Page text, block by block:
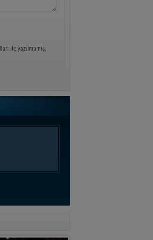
ile yazılmamış,